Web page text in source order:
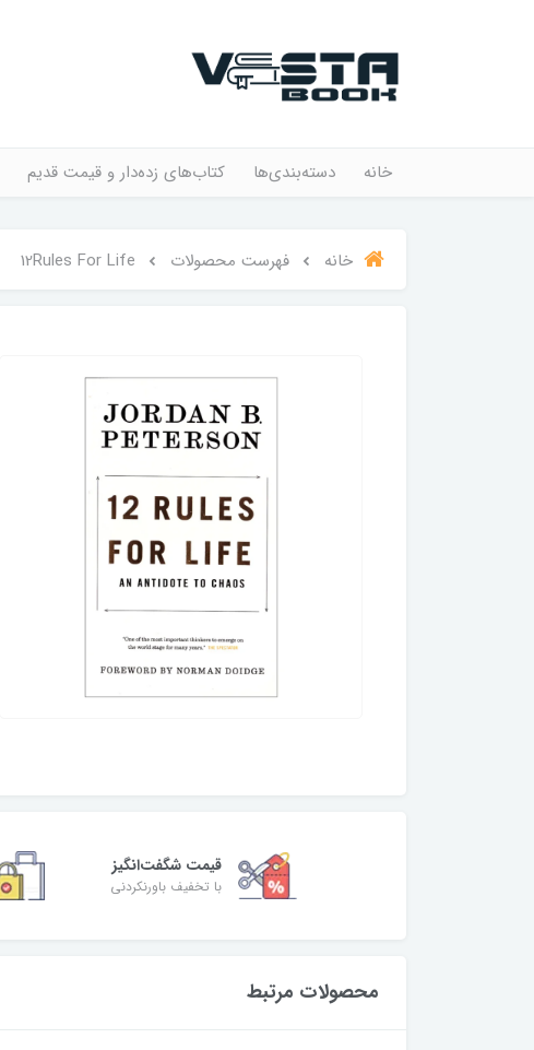
خانه دسته‌بندی‌ها کتاب‌های زده‌دار و قیمت قدیم
خانه فهرست محصولات 12Rules For Life
قیمت شگفت‌انگیز
با تخفیف باورنکردنی
محصولات مرتبط